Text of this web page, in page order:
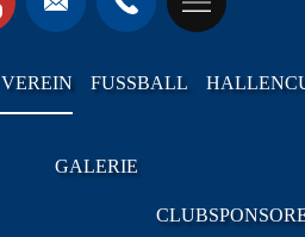
VEREIN FUSSBALL
GALERIE